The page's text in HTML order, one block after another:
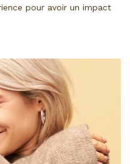
pour avoir un impact